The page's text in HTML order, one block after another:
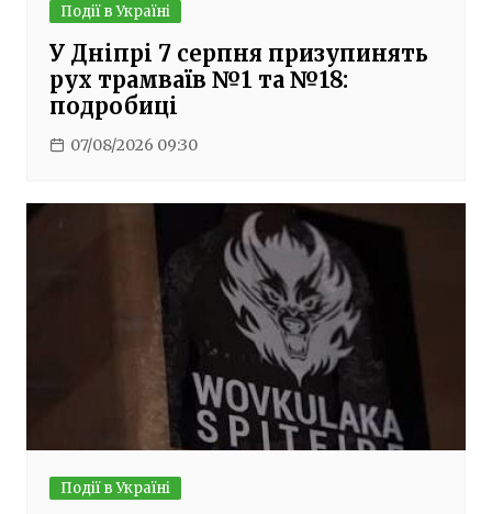
Події в Україні
У Дніпрі 7 серпня призупинять
рух трамваїв №1 та №18:
подробиці
07/08/2026 09:30
Події в Україні